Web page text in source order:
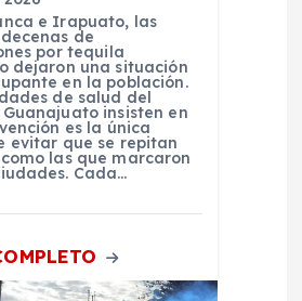
e Irapuato, las
de
por tequila
dejaron una situación
en la población.
de salud del
insisten en
es la única
evitar que se repitan
las que marcaron
Cada…